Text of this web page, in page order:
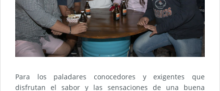
Para los paladares conocedores y exigentes que
disfrutan el sabor y las sensaciones de una buena